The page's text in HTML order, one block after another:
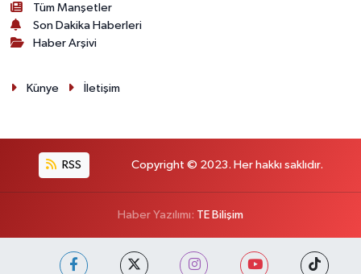
Tüm Manşetler
Son Dakika Haberleri
Haber Arşivi
Künye İletişim
RSS Copyright © 2023. Her hakkı saklıdır.
Haber Yazılımı: TE Bilişim